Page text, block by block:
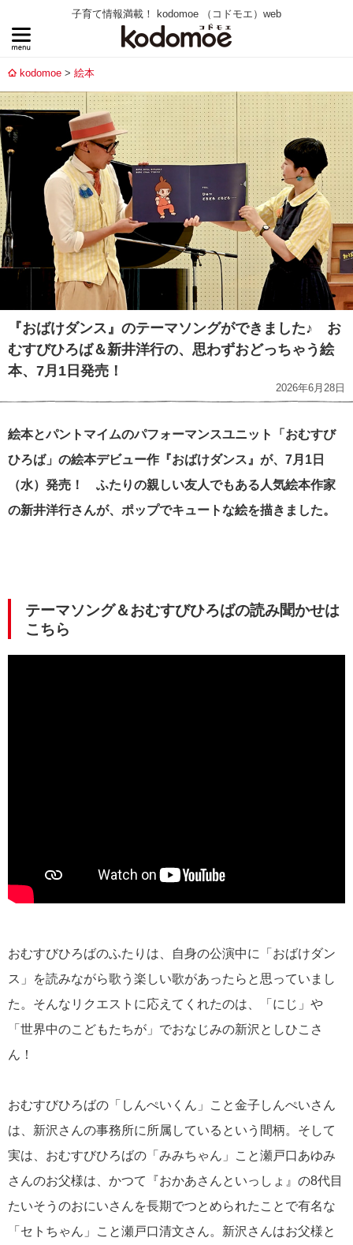
子育て情報満載！ kodomoe （コドモエ）web
kodomoe 絵本
『おばけダンス』のテーマソングができました♪ お
むすびひろば＆新井洋行の、思わずおどっちゃう絵
本、7月1日発売！
2026年6月28日
絵本とパントマイムのパフォーマンスユニット「おむすび
ひろば」の絵本デビュー作『おばけダンス』が、7月1日
（水）発売！ ふたりの親しい友人でもある人気絵本作家
の新井洋行さんが、ポップでキュートな絵を描きました。
テーマソング＆おむすびひろばの読み聞かせは
こちら
おむすびひろばのふたりは、自身の公演中に「おばけダン
ス」を読みながら歌う楽しい歌があったらと思っていまし
た。 そんなリクエストに応えてくれたのは 、「にじ」や
「世界中のこどもたちが」でおなじみの新沢としひこさ
ん！
おむすびひろばの「しんぺいくん」こと金子しんぺいさん
は、新沢さんの事務所に所属しているという間柄。そして
実は、おむすびひろばの「みみちゃん」こと瀬戸口あゆみ
さんのお父様は、かつて『おかあさんといっしょ』の8代目
たいそうのおにいさんを長期でつとめられたことで有名な
「 セトちゃん 」こと瀬戸口清文さん。新沢さんはお父様と